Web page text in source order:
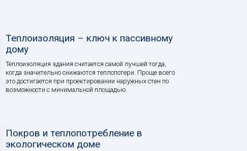
Теплоизоляция – ключ к пассивному
дому
Теплоизоляция здания считается самой лучшей тогда,
когда значительно снижаются теплопотери. Проще всего
это достигается при проектировании наружных стен по
возможности с минимальной площадью.
Покров и теплопотребление в
экологическом доме